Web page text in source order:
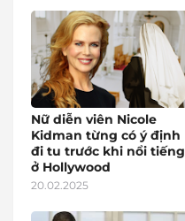
Nữ diễn viên Nicole
Kidman từng có ý định
đi tu trước khi nổi tiếng
ở Hollywood
20.02.2025